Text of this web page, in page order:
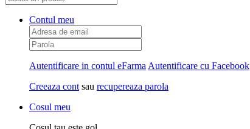
Contul meu
Autentificare in contul eFarma Autentificare cu Facebook
Creeaza cont sau recupereaza parola
Cosul meu